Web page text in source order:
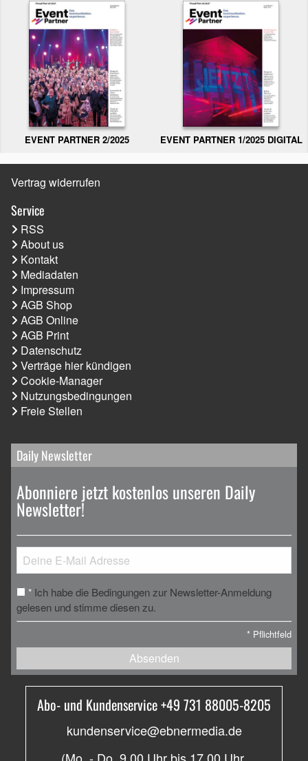
EVENT PARTNER 2/2025 EVENT PARTNER 1/2025 DIGITAL
Vertrag widerrufen
Service
RSS
About us
Kontakt
Mediadaten
Impressum
AGB Shop
AGB Online
AGB Print
Datenschutz
Verträge hier kündigen
Cookie-Manager
Nutzungsbedingungen
Freie Stellen
Daily Newsletter
Abonniere jetzt kostenlos unseren Daily
Newsletter!
* Ich habe die Bedingungen zur Newsletter-Anmeldung
gelesen und stimme diesen zu.
* Pflichtfeld
Absenden
Abo- und Kundenservice +49 731 88005-8205
kundenservice@ebnermedia.de
(Mo. - Do. 9.00 Uhr bis 17.00 Uhr,